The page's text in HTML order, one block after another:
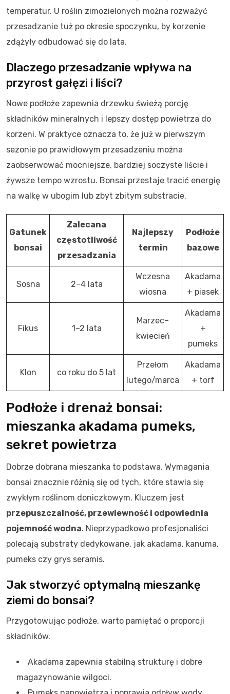
temperatur. U roślin zimozielonych można rozważyć
przesadzanie tuż po okresie spoczynku, by korzenie
zdążyły odbudować się do lata.
Dlaczego przesadzanie wpływa na
przyrost gałęzi i liści?
Nowe podłoże zapewnia drzewku świeżą porcję
składników mineralnych i lepszy dostęp powietrza do
korzeni. W praktyce oznacza to, że już w pierwszym
sezonie po prawidłowym przesadzeniu można
zaobserwować mocniejsze, bardziej soczyste liście i
żywsze tempo wzrostu. Bonsai przestaje tracić energię
na walkę w ubogim lub zbyt zbitym substracie.
Gatunek
bonsai
Zalecana
częstotliwość
przesadzania
Najlepszy
termin
Podłoże
bazowe
Sosna 2–4 lata
Wczesna
wiosna
Akadama
+ piasek
Fikus 1–2 lata
Marzec–
kwiecień
Akadama
+
pumeks
Klon co roku do 5 lat
Przełom
lutego/marca
Akadama
+ torf
Podłoże i drenaż bonsai:
mieszanka akadama pumeks,
sekret powietrza
Dobrze dobrana mieszanka to podstawa. Wymagania
bonsai znacznie różnią się od tych, które stawia się
zwykłym roślinom doniczkowym. Kluczem jest
przepuszczalność, przewiewność i odpowiednia
pojemność wodna. Nieprzypadkowo profesjonaliści
polecają substraty dedykowane, jak akadama, kanuma,
pumeks czy grys seramis.
Jak stworzyć optymalną mieszankę
ziemi do bonsai?
Przygotowując podłoże, warto pamiętać o proporcji
składników.
Akadama zapewnia stabilną strukturę i dobre
magazynowanie wilgoci.